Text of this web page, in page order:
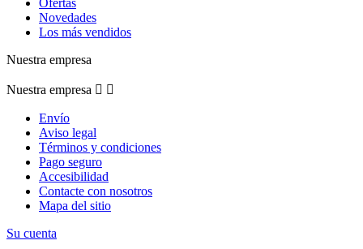
Novedades
Los más vendidos
Nuestra empresa
Nuestra empresa  
Envío
Aviso legal
Términos y condiciones
Pago seguro
Accesibilidad
Contacte con nosotros
Mapa del sitio
Su cuenta